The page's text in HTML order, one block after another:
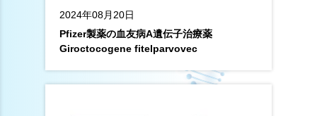
2024年08月20日
Pfizer製薬の血友病A遺伝子治療薬
Giroctocogene fitelparvovec